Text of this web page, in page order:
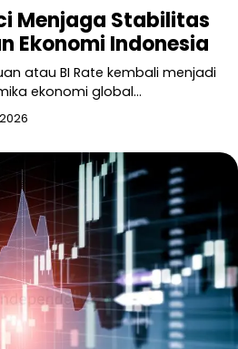
Menjaga Stabilitas
Ekonomi Indonesia
atau BI Rate kembali menjadi
ekonomi global…